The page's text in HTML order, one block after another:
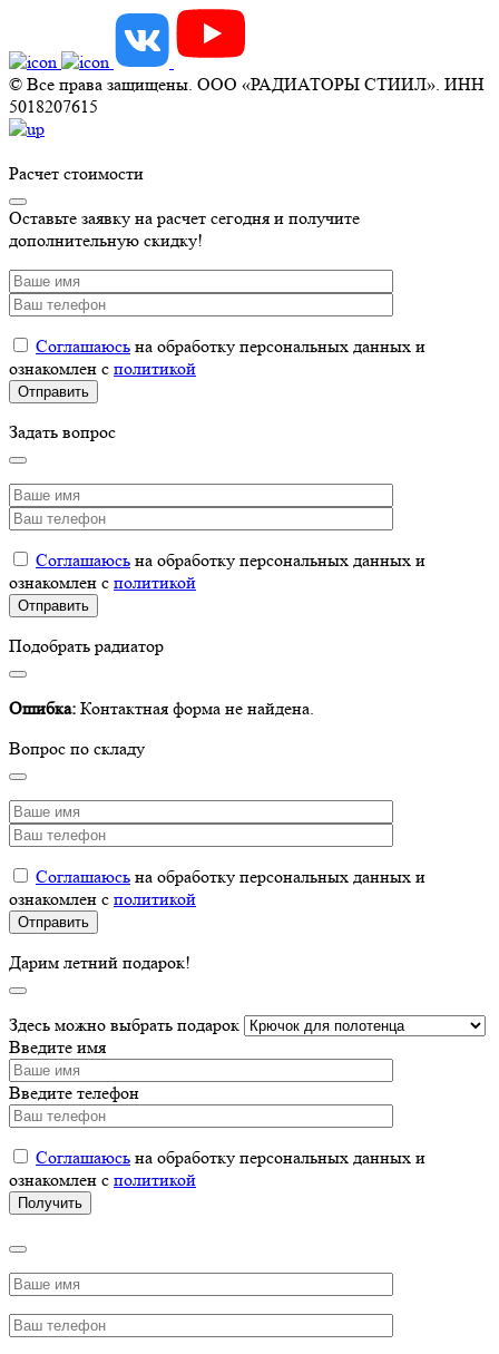
© Все права защищены. ООО «РАДИАТОРЫ СТИИЛ». ИНН
5018207615
Расчет стоимости
Оставьте заявку на расчет сегодня и получите
дополнительную скидку!
Соглашаюсь на обработку персональных данных и
ознакомлен с политикой
Задать вопрос
Соглашаюсь на обработку персональных данных и
ознакомлен с политикой
Подобрать радиатор
Ошибка: Контактная форма не найдена.
Вопрос по складу
Соглашаюсь на обработку персональных данных и
ознакомлен с политикой
Дарим летний подарок!
Здесь можно выбрать подарок
Введите имя
Введите телефон
Соглашаюсь на обработку персональных данных и
ознакомлен с политикой